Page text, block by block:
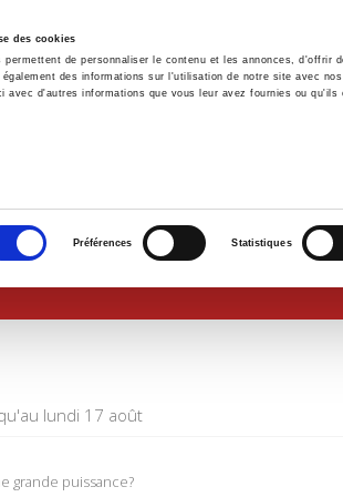
des cookies
permettent de personnaliser le contenu et les annonces,
également des informations sur l'utilisation de notre site avec
avec d'autres informations que vous leur avez fournies ou
Préférences Statistiques
Home Environment
lundi 17 août
grande puissance?